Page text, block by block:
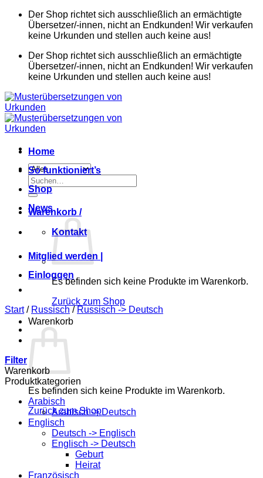
Zum
springen
Der Shop richtet sich ausschließlich an ermächtigte
Übersetzer/-innen, nicht an Endkunden! Wir verkaufen
keine Urkunden und stellen auch keine aus!
Der Shop richtet sich ausschließlich an ermächtigte
Übersetzer/-innen, nicht an Endkunden! Wir verkaufen
keine Urkunden und stellen auch keine aus!
Suchen
nach:
Warenkorb /
Es befinden sich keine Produkte im Warenkorb.
Zurück zum Shop
Warenkorb
Es befinden sich keine Produkte im Warenkorb.
Zurück zum Shop
Home
So funktioniert’s
Shop
News
Kontakt
Mitglied werden |
Einloggen
Start / Russisch / Russisch -> Deutsch
Filter
Warenkorb
Produktkategorien
Arabisch
Arabisch -> Deutsch
Englisch
Deutsch -> Englisch
Englisch -> Deutsch
Geburt
Heirat
Französisch